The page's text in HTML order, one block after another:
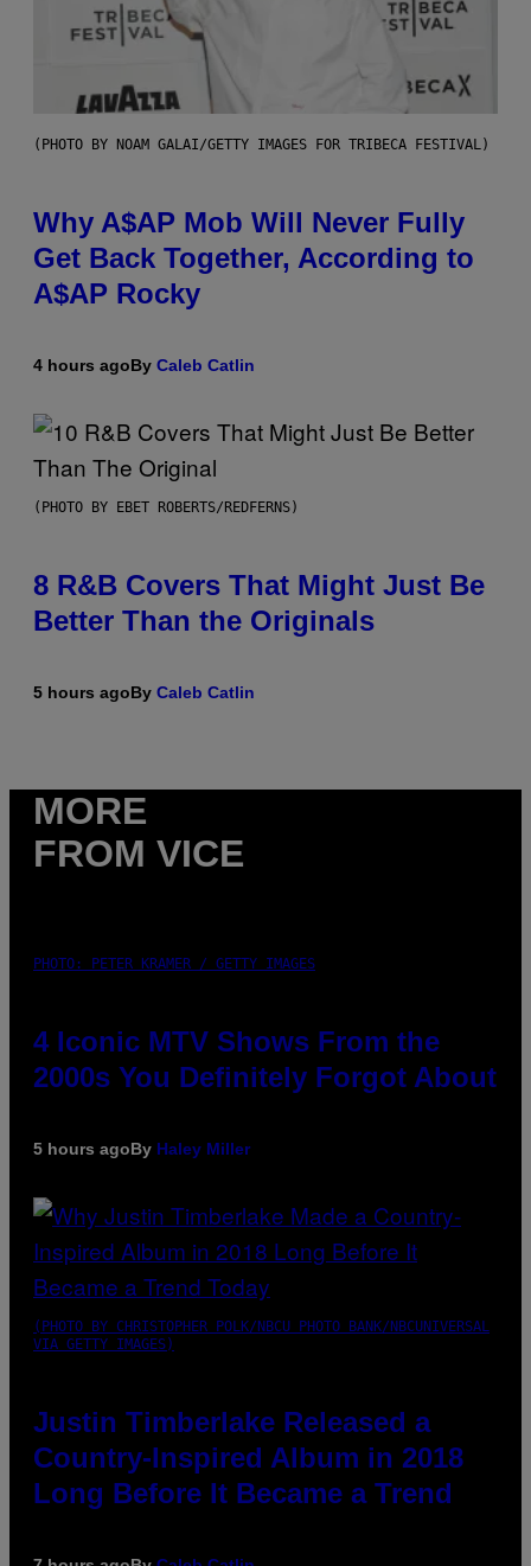
(PHOTO BY NOAM GALAI/GETTY IMAGES FOR TRIBECA FESTIVAL)
Why A$AP Mob Will Never Fully
Get Back Together, According to
A$AP Rocky
4 hours agoBy Caleb Catlin
(PHOTO BY EBET ROBERTS/REDFERNS)
8 R&B Covers That Might Just Be
Better Than the Originals
5 hours agoBy Caleb Catlin
MORE
FROM VICE
PHOTO: PETER KRAMER / GETTY IMAGES
4 Iconic MTV Shows From the
2000s You Definitely Forgot About
5 hours agoBy Haley Miller
(PHOTO BY CHRISTOPHER POLK/NBCU PHOTO BANK/NBCUNIVERSAL
VIA GETTY IMAGES)
Justin Timberlake Released a
Country-Inspired Album in 2018
Long Before It Became a Trend